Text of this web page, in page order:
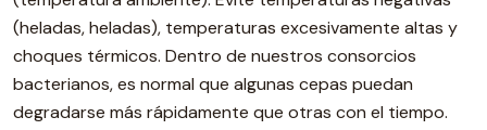
(heladas, heladas), temperaturas excesivamente altas y
choques térmicos. Dentro de nuestros consorcios
bacterianos, es normal que algunas cepas puedan
degradarse más rápidamente que otras con el tiempo.